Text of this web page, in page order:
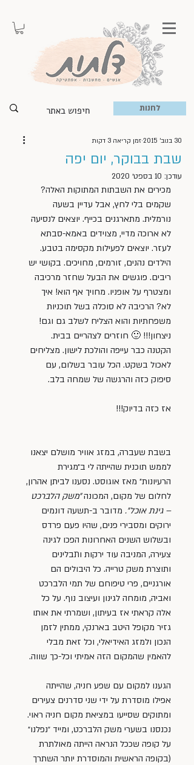
לחנות
שבת בבוקר, יום יפה
30 בנוב׳ 2015 זמן קריאה 3 דקות
עודכן: 10 בספט׳ 2020
מכירים את השבתות המתוקות האלה?
שקמים בלי לחץ, אבל עדיין בשעה
נורמלית. מתארגנים בכייף. יוצאים לנסיעה
לא ארוכה מדיי, מצוידים באמא-סבתא
לעזר. יוצאים לפעילות מקסימה בטבע.
הילדים נהנים, זורמים, מחויכים. בקושי יש
ריבים. פוגשים את הבעל שחזר מרכיבה
ומצטרף על אופניו. מחויך אף הוא! איך
לא? הרכיבה לא סוכלה בשל תוכניות
משפחתיות והוא הצליח לשלב גם וגם!
ניצחון!!! 🙂 חוזרים לצהריים בבית.
הקטנה כבר עייפה והולכת לישון. מצליחים
לאכול בשקט. הכל עובר בשלום, עם
סיפוק כזה והרגשה של שמחה בלב.
אז כזה בדיוק!!!
בשבת שעברה, במזג אוויר מושלם יצאנו
לממש תוכנית שהייתה לי ב״מגירת
הרעיונות״ מאז אוגוסט. נסענו לביתן אהרון,
לחלום של מקום, המכונה ״משק הלברכט
– גינת אוכל״. מדובר ב-תשעה דונמים
ירוקים ומסבירי פנים, שהיו פעם פרדס
ובשלוש השנים האחרונות הפכו לגינה
צעירה, המניבה עוד ירקות ותבלינים
ותוצרת משק טרייה. כל היבולים הם
אורגניים, פרי טיפוחם של תמי הלברכט
ואביה, מומחה לגינון ועיצוב נוף. על כל
אלה קראתי אז בעיתון, ושמרתי את אותו
גזיר מקופל היטב בארנקי, ממתין לזמן
הנכון ולמזג האידיאלי, וכל זאת מבלי
להאמין שהמקום הזה אמיתי וכל-כך שווה.
הגענו למקום עם שפע חניה, שהייתה
אפילו מוסדרת על ידי שני סדרנים צעירים
ומתוקים שסייעו במציאת מקום חניה ראוי.
נכנסנו בשערי משק הלברכט, ומייד ״נפלנו״
על קופה שככל הנראה הייתה מאולתרת
(בקופה הראשית והמוסדרת יותר השתרך